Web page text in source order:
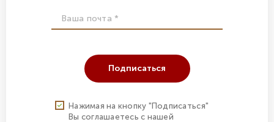
Подписаться
Нажимая на кнопку "Подписаться"
Вы соглашаетесь с нашей